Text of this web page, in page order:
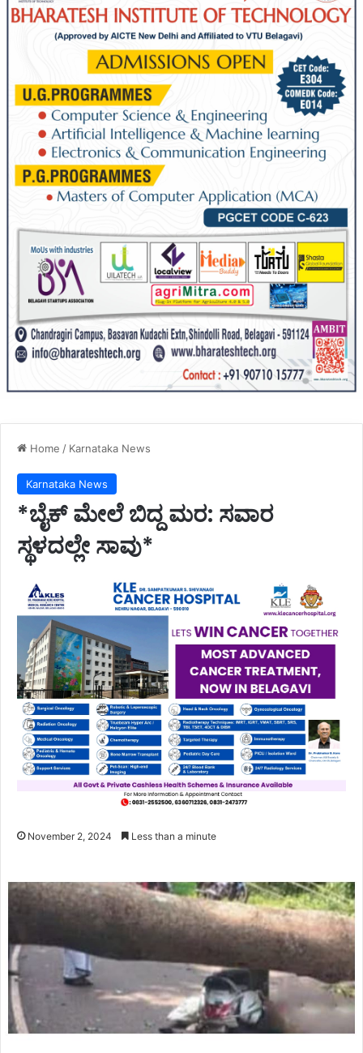
Home / Karnataka News
Karnataka News
*ಬೈಕ್ ಮೇಲೆ ಬಿದ್ದ ಮರ: ಸವಾರ
ಸ್ಥಳದಲ್ಲೇ ಸಾವು*
November 2, 2024 Less than a minute